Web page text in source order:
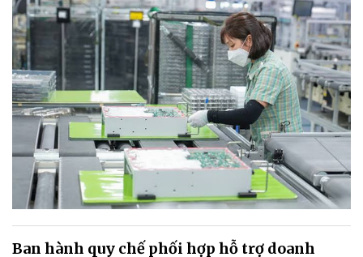
Ban hành quy chế phối hợp hỗ trợ doanh